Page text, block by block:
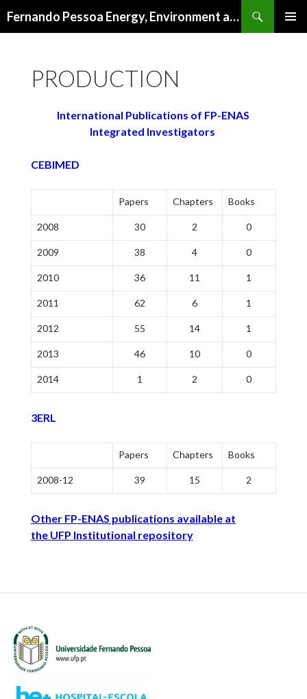
Fernando Pessoa Energy, Environment and Health Research Unit
CONTEÚDO
PRODUCTION
International Publications of FP-ENAS
Integrated Investigators
CEBIMED
Papers Chapters Books
2008 30 2 0
2009 38 4 0
2010 36 11 1
2011 62 6 1
2012 55 14 1
2013 46 10 0
2014 1 2 0
3ERL
Papers Chapters Books
2008-12 39 15 2
Other FP-ENAS publications available at
the UFP Institutional repository